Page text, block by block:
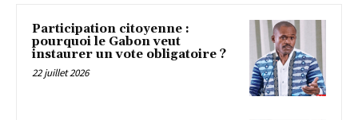
Participation citoyenne :
pourquoi le Gabon veut
instaurer un vote obligatoire ?
22 juillet 2026